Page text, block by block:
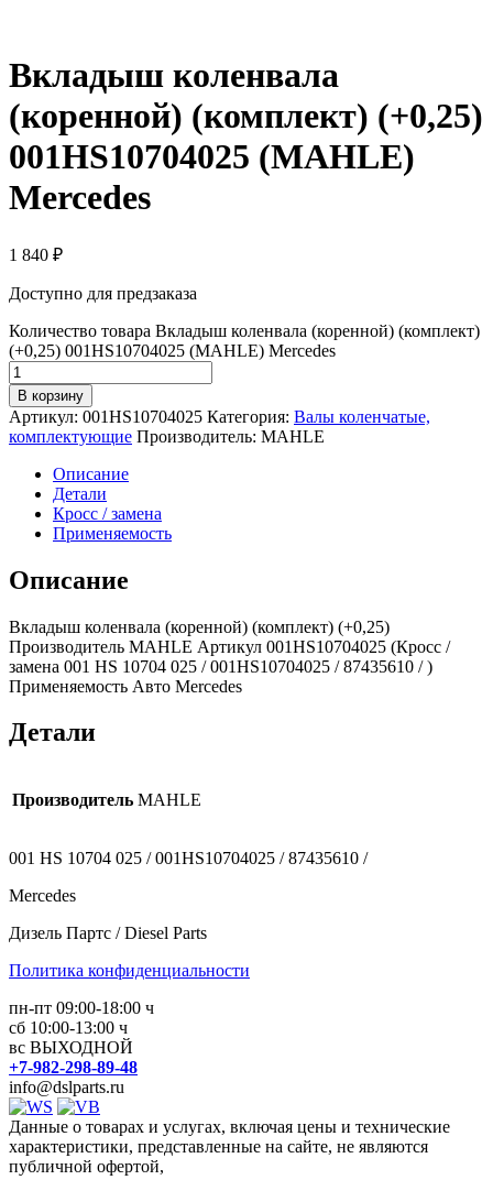
Вкладыш коленвала
(коренной) (комплект) (+0,25)
001HS10704025 (MAHLE)
Mercedes
1 840 ₽
Доступно для предзаказа
Количество товара Вкладыш коленвала (коренной) (комплект)
(+0,25) 001HS10704025 (MAHLE) Mercedes
В корзину
Артикул: 001HS10704025 Категория: Валы коленчатые,
комплектующие Производитель: MAHLE
Описание
Детали
Кросс / замена
Применяемость
Описание
Вкладыш коленвала (коренной) (комплект) (+0,25)
Производитель MAHLE Артикул 001HS10704025 (Кросс /
замена 001 HS 10704 025 / 001HS10704025 / 87435610 / )
Применяемость Авто Mercedes
Детали
Производитель MAHLE
001 HS 10704 025 / 001HS10704025 / 87435610 /
Mercedes
Дизель Партс / Diesel Parts
Политика конфиденциальности
пн-пт 09:00-18:00 ч
сб 10:00-13:00 ч
вс ВЫХОДНОЙ
+7-982-298-89-48
info@dslparts.ru
Данные о товарах и услугах, включая цены и технические
характеристики, представленные на сайте, не являются
публичной офертой,